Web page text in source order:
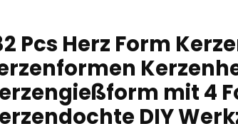
Pcs Herz Form
mit 4
DIY